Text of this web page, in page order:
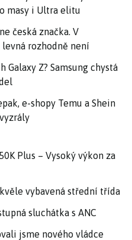
masy i Ultra elitu
česká značka. V
rozhodně není
Galaxy Z? Samsung chystá
e-shopy Temu a Shein
Plus – Vysoký výkon za
vybavená střední třída
sluchátka s ANC
jsme nového vládce